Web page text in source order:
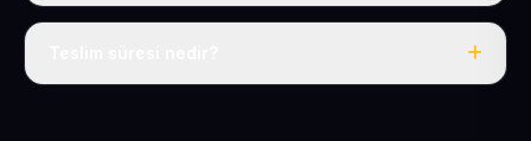
Tek fiyat: yılda 50 USD + KDV, her şey dahil.